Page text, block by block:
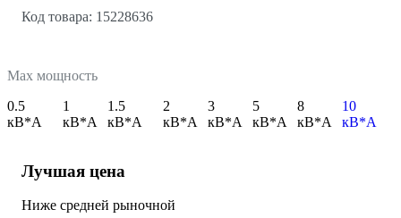
Код товара: 15228636
Max мощность
0.5
кВ*А
1
кВ*А
1.5
кВ*А
2
кВ*А
3
кВ*А
5
кВ*А
8
кВ*А
10
кВ*А
Лучшая цена
Ниже средней рыночной